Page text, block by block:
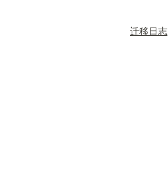
迁移日志